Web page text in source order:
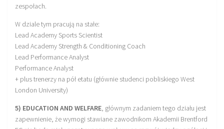
zespołach.
W dziale tym pracują na stałe:
Lead Academy Sports Scientist
Lead Academy Strength & Conditioning Coach
Lead Performance Analyst
Performance Analyst
+ plus trenerzy na pół etatu (głównie studenci pobliskiego West
London University)
5) EDUCATION AND WELFARE, głównym zadaniem tego działu jest
zapewnienie, że wymogi stawiane zawodnikom Akademii Brentford